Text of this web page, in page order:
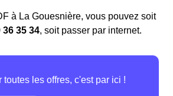
à La Gouesnière, vous pouvez soit
36 35 34, soit passer par internet.